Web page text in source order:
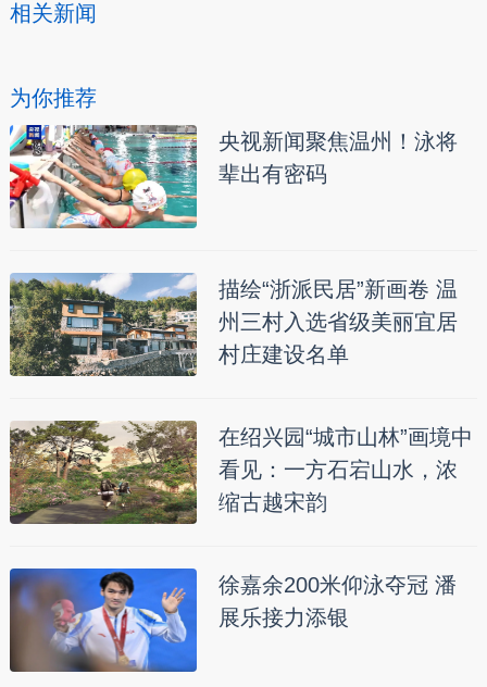
相关新闻
为你推荐
央视新闻聚焦温州！泳将
辈出有密码
描绘“浙派民居”新画卷 温
州三村入选省级美丽宜居
村庄建设名单
在绍兴园“城市山林”画境中
看见：一方石宕山水，浓
缩古越宋韵
徐嘉余200米仰泳夺冠 潘
展乐接力添银